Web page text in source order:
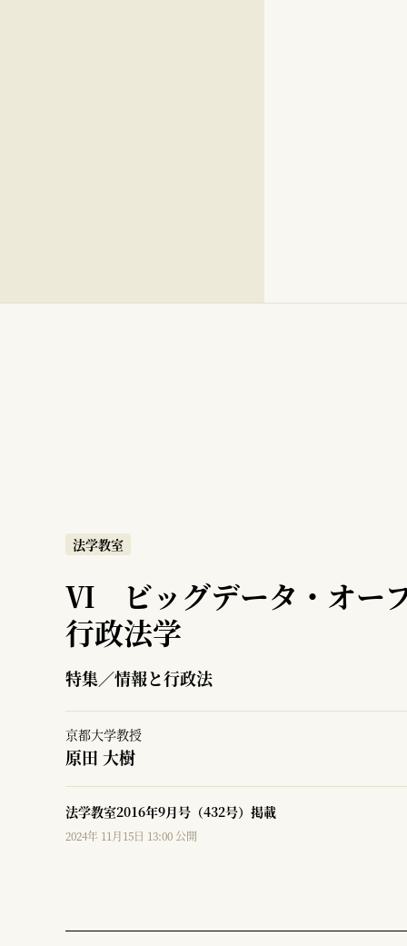
法学教室
Ⅵ ビッグデータ・オー
行政法学
特集／情報と行政法
京都大学教授
原田 大樹
法学教室2016年9月号（432号）掲載
2024年 11月15日 13:00 公開